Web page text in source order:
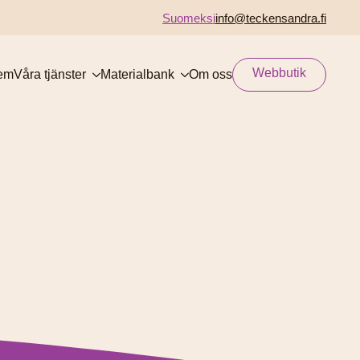
Suomeksiinfo@teckensandra.fi
Våra tjänster Materialbank Om oss Webbutik